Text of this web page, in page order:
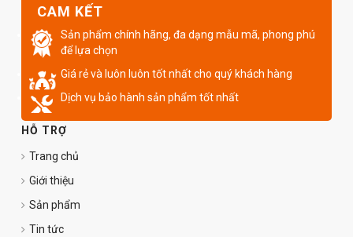
CAM KẾT
Sản phẩm chính hãng, đa dạng mẫu mã, phong phú
để lựa chọn
Giá rẻ và luôn luôn tốt nhất cho quý khách hàng
Dịch vụ bảo hành sản phẩm tốt nhất
HỖ TRỢ
Trang chủ
Giới thiệu
Sản phẩm
Tin tức